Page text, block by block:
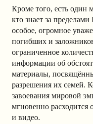
Кроме того, есть один
кто знает за
особое, огромное
погибших и
ограниченное
информации об
материалы,
разрешения их семей.
завоевания мировой
мгновенно расходится
и видео.